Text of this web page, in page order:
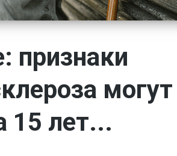
признаки
могут
15 лет...